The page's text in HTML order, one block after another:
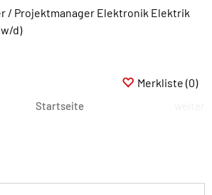
/ Projektmanager Elektronik Elektrik
d)
Merkliste (0)
Startseite